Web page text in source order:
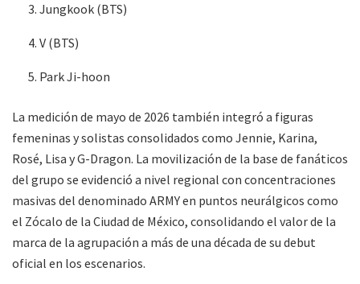
Jungkook (BTS)
V (BTS)
Park Ji-hoon
La medición de mayo de 2026 también integró a figuras
femeninas y solistas consolidados como Jennie, Karina,
Rosé, Lisa y G-Dragon. La movilización de la base de fanáticos
del grupo se evidenció a nivel regional con concentraciones
masivas del denominado ARMY en puntos neurálgicos como
el Zócalo de la Ciudad de México, consolidando el valor de la
marca de la agrupación a más de una década de su debut
oficial en los escenarios.